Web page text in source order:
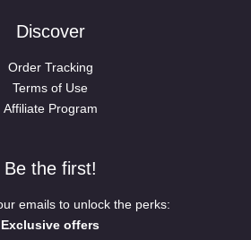
Discover
Order Tracking
Terms of Use
Affiliate Program
Be the first!
emails to unlock the perks:
Exclusive offers